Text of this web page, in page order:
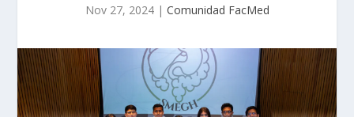
Nov 27, 2024| Comunidad FacMed